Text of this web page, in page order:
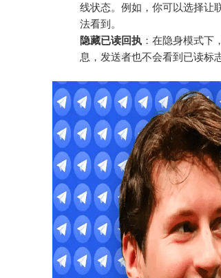
线状态。例如，你可以选择让
法看到。
隐藏已读回执 ：在隐身模式下
息，发送者也不会看到已读标